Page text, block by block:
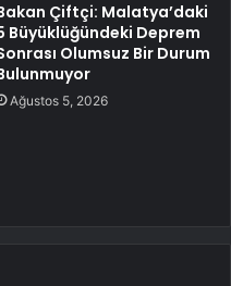
Çiftçi: Malatya’daki
Büyüklüğündeki Deprem
Olumsuz Bir Durum
Ağustos 5, 2026